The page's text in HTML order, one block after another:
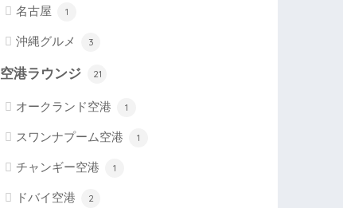
名古屋 1
沖縄グルメ 3
空港ラウンジ 21
オークランド空港 1
スワンナプーム空港 1
チャンギー空港 1
ドバイ空港 2